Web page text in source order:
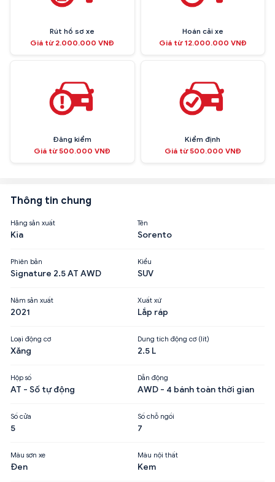
Rút hồ sơ xe
Giá từ 2.000.000 VNĐ
Hoán cải xe
Giá từ 12.000.000 VNĐ
Đăng kiểm
Giá từ 500.000 VNĐ
Kiểm định
Giá từ 500.000 VNĐ
Thông tin chung
Hãng sản xuất
Kia
Tên
Sorento
Phiên bản
Signature 2.5 AT AWD
Kiểu
SUV
Năm sản xuất
2021
Xuất xứ
Lắp ráp
Loại động cơ
Xăng
Dung tích động cơ (lít)
2.5 L
Hộp số
AT - Số tự động
Dẫn động
AWD - 4 bánh toàn thời gian
Số cửa
5
Số chỗ ngồi
7
Màu sơn xe
Đen
Màu nội thất
Kem